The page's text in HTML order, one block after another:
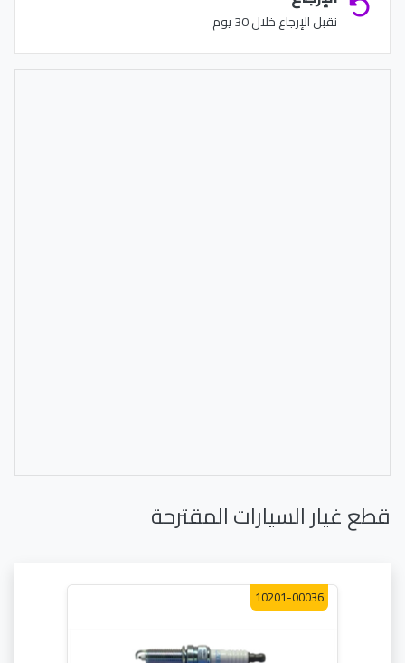
نقبل الإرجاع خلال 30 يوم
قطع غيار السيارات المقترحة
10201-00036